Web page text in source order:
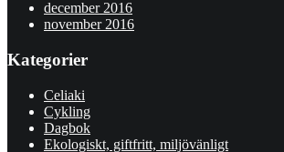
december 2016
november 2016
Kategorier
Celiaki
Cykling
Dagbok
Ekologiskt, giftfritt, miljövänligt